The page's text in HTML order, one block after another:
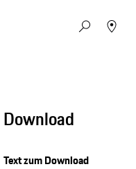
Download
Text zum Download